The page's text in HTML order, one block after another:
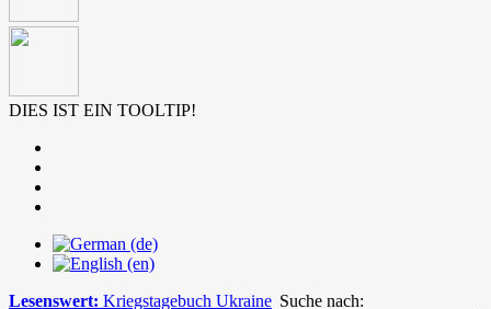
DIES IST EIN TOOLTIP!
Suche nach:
Lesenswert: Kriegstagebuch Ukraine